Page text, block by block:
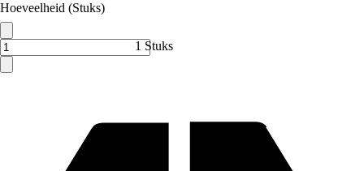
Hoeveelheid (Stuks)
1 Stuks